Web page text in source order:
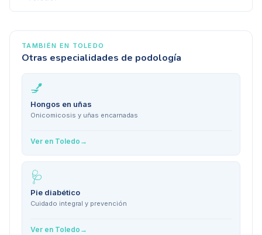
TAMBIÉN EN TOLEDO
Otras especialidades de podología
💅
Hongos en uñas
Onicomicosis y uñas encarnadas
Ver en Toledo →
🩺
Pie diabético
Cuidado integral y prevención
Ver en Toledo →